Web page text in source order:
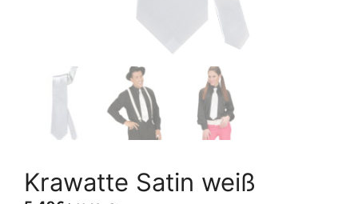
Krawatte Satin weiß